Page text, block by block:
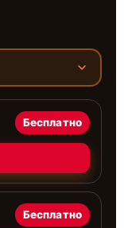
Бесплатно
Бесплатно